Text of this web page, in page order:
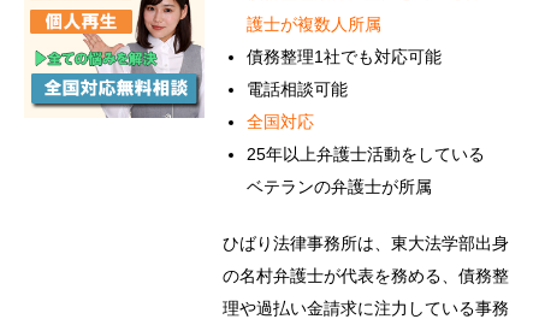
護士が複数人所属
債務整理1社でも対応可能
電話相談可能
全国対応
25年以上弁護士活動をしている
ベテランの弁護士が所属
ひばり法律事務所は、東大法学部出身
の名村弁護士が代表を務める、債務整
理や過払い金請求に注力している事務